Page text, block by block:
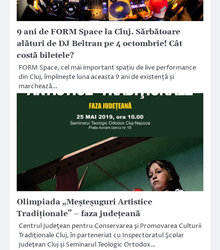
9 ani de FORM Space la Cluj. Sărbătoare
alături de DJ Beltran pe 4 octombrie! Cât
costă biletele?
FORM Space, cel mai important spațiu de live performance
din Cluj, împlinește luna aceasta 9 ani de existență și
marchează…
Olimpiada „Meșteșuguri Artistice
Tradiționale” – faza județeană
Centrul Judeţean pentru Conservarea şi Promovarea Culturii
Tradiţionale Cluj, în parteneriat cu Inspectoratul Şcolar
Judeţean Cluj și Seminarul Teologic Ortodox…